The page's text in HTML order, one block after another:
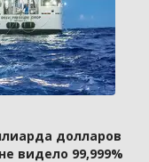
долларов
видело 99,999%